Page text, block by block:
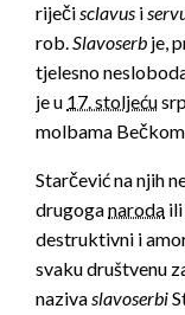
riječisclavus i
rob.Slavoserb je,
tjelesno
je u 17. stoljeću
molbama
Starčević na njih
drugoganaroda ili
destruktivni i
svaku društvenu
nazivaslavoserbi